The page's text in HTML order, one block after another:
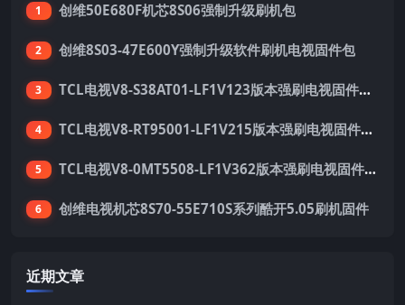
1 创维50E680F机芯8S06强制升级刷机包
2 创维8S03-47E600Y强制升级软件刷机电视固件包
3 TCL电视V8-S38AT01-LF1V123版本强刷电视固件包下载
4 TCL电视V8-RT95001-LF1V215版本强刷电视固件包下载
5 TCL电视V8-0MT5508-LF1V362版本强刷电视固件包下载
6 创维电视机芯8S70-55E710S系列酷开5.05刷机固件
近期文章